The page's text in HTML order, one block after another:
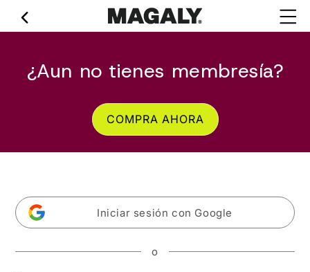
directamente
al contenido
¿Aun no tienes membresía?
COMPRA AHORA
Iniciar sesión con Google
o